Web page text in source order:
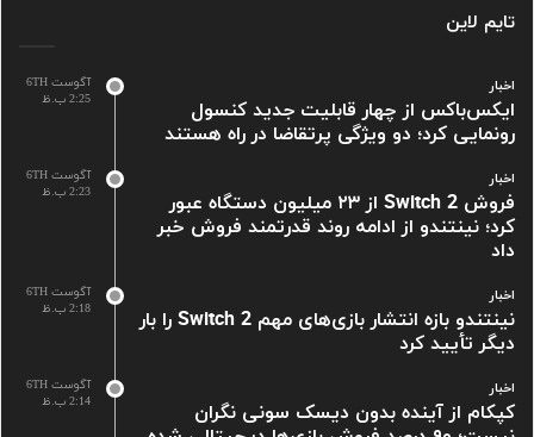
تایم لاین
آگوست 6TH
2:25 ب.ظ
اخبار
ایکس‌باکس از چهار قابلیت جدید کنسول
رونمایی کرد؛ دو ویژگی پرتقاضا در راه هستند
آگوست 6TH
2:23 ب.ظ
اخبار
فروش Switch 2 از ۲۳ میلیون دستگاه عبور
کرد؛ نینتندو از ادامه روند قدرتمند فروش خبر
داد
آگوست 6TH
2:18 ب.ظ
اخبار
نینتندو بازه انتشار بازی‌های مهم Switch 2 را بار
دیگر تأیید کرد
آگوست 6TH
2:14 ب.ظ
اخبار
کپکام از آینده بدون دیسک سونی نگران